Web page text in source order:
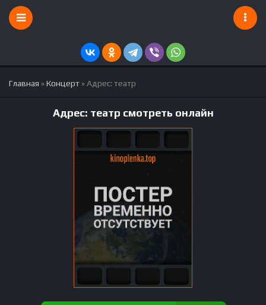
Главная »Концерт » Адрес: театр
Адрес: театр смотреть онлайн